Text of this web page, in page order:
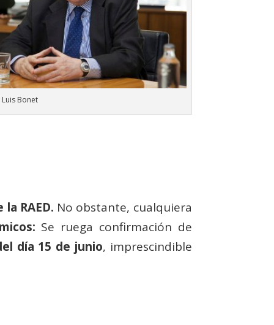
Luis Bonet
RAED. No obstante, cualquiera
Se ruega confirmación de
día 15 de junio, imprescindible